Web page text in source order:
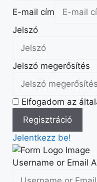
E-mail cím
Jelszó
Jelszó megerősítés
Elfogadom az
Jelentkezz be!
Username or Email